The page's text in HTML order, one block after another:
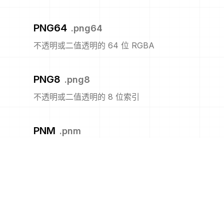
PNG64 .png64
不透明或二值透明的 64 位 RGBA
PNG8 .png8
不透明或二值透明的 8 位索引
PNM .pnm